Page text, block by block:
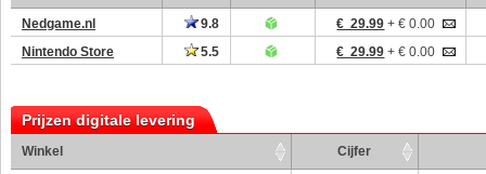
Nedgame.nl 9.8 € 29.99 + € 0.00
Nintendo Store
5.5 € 29.99 + € 0.00
Prijzen digitale levering
Winkel Cijfer